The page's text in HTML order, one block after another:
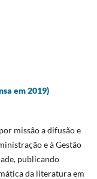
em 2019)
missão a difusão e
e à Gestão
publicando
da literatura em